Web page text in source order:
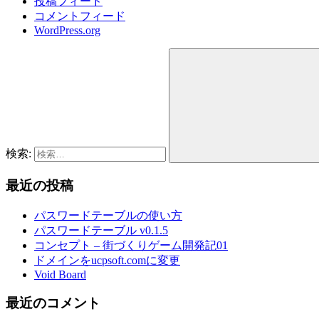
コメントフィード
WordPress.org
検索:
最近の投稿
パスワードテーブルの使い方
パスワードテーブル v0.1.5
コンセプト – 街づくりゲーム開発記01
ドメインをucpsoft.comに変更
Void Board
最近のコメント